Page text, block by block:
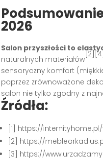
2026
Salon przyszłości to
naturalnych materiałów
[2][4]
sensoryczny komfort
poprzez zrównoważone
salon nie tylko zgodny z
Źródła:
[1] https://
[2] https://
[3] https://